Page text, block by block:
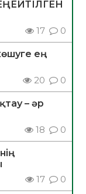
17 0
ең
20 0
– әр
18 0
17 0